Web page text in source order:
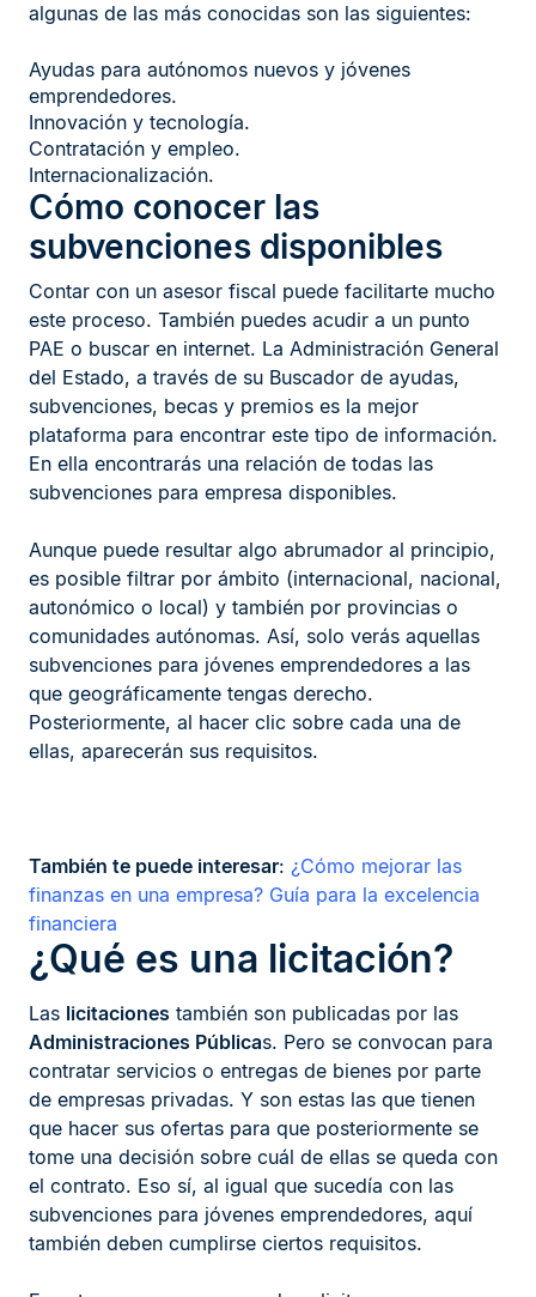
algunas de las más conocidas son las siguientes:
Ayudas para autónomos nuevos y jóvenes
emprendedores.
Innovación y tecnología.
Contratación y empleo.
Internacionalización.
Cómo conocer las
subvenciones disponibles
Contar con un asesor fiscal puede facilitarte mucho
este proceso. También puedes acudir a un punto
PAE o buscar en internet. La Administración General
del Estado, a través de su Buscador de ayudas,
subvenciones, becas y premios es la mejor
plataforma para encontrar este tipo de información.
En ella encontrarás una relación de todas las
subvenciones para empresa disponibles.
Aunque puede resultar algo abrumador al principio,
es posible filtrar por ámbito (internacional, nacional,
autonómico o local) y también por provincias o
comunidades autónomas. Así, solo verás aquellas
subvenciones para jóvenes emprendedores a las
que geográficamente tengas derecho.
Posteriormente, al hacer clic sobre cada una de
ellas, aparecerán sus requisitos.
También te puede interesar: ¿Cómo mejorar las
finanzas en una empresa? Guía para la excelencia
financiera
¿Qué es una licitación?
Las licitaciones también son publicadas por las
Administraciones Públicas. Pero se convocan para
contratar servicios o entregas de bienes por parte
de empresas privadas. Y son estas las que tienen
que hacer sus ofertas para que posteriormente se
tome una decisión sobre cuál de ellas se queda con
el contrato. Eso sí, al igual que sucedía con las
subvenciones para jóvenes emprendedores, aquí
también deben cumplirse ciertos requisitos.